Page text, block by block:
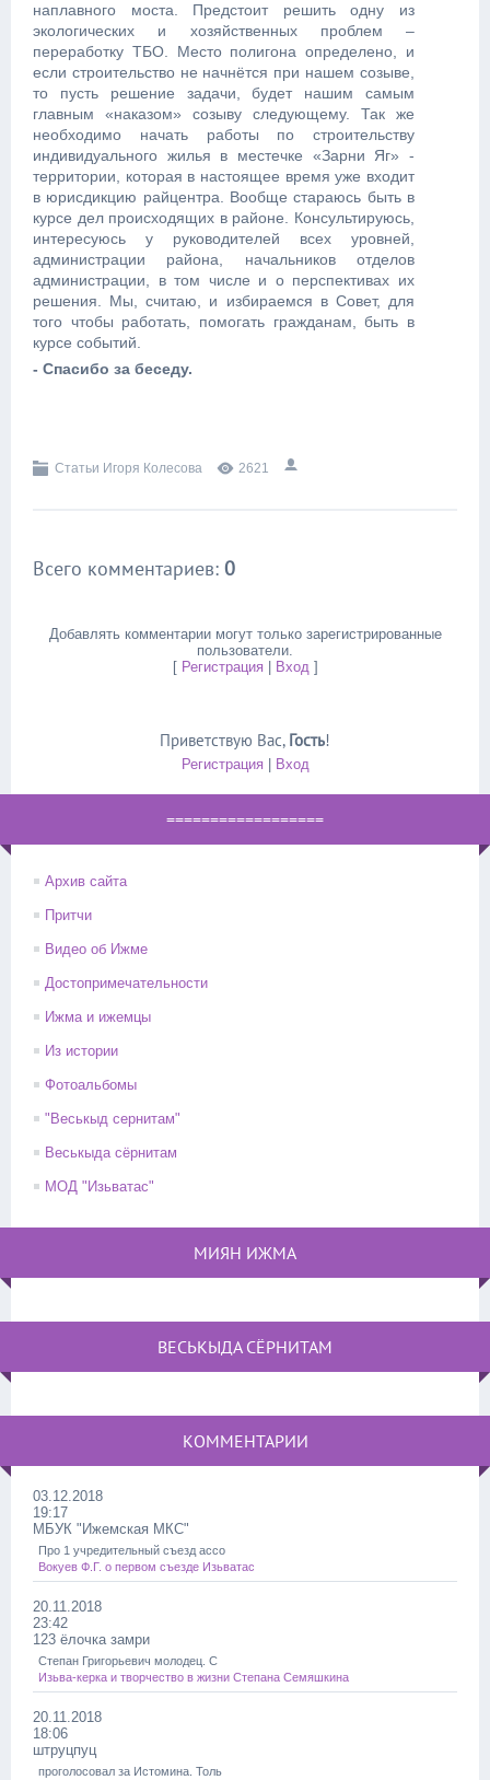
наплавного моста. Предстоит решить одну из
экологических и хозяйственных проблем –
переработку ТБО. Место полигона определено, и
если строительство не начнётся при нашем созыве,
то пусть решение задачи, будет нашим самым
главным «наказом» созыву следующему. Так же
необходимо начать работы по строительству
индивидуального жилья в местечке «Зарни Яг» -
территории, которая в настоящее время уже входит
в юрисдикцию райцентра. Вообще стараюсь быть в
курсе дел происходящих в районе. Консультируюсь,
интересуюсь у руководителей всех уровней,
администрации района, начальников отделов
администрации, в том числе и о перспективах их
решения. Мы, считаю, и избираемся в Совет, для
того чтобы работать, помогать гражданам, быть в
курсе событий.
- Спасибо за беседу.
Статьи Игоря Колесова 2621
Всего комментариев: 0
Добавлять комментарии могут только зарегистрированные
пользователи.
[ Регистрация| Вход]
Приветствую Вас, Гость!
Регистрация| Вход
==================
Архив сайта
Притчи
Видео об Ижме
Достопримечательности
Ижма и ижемцы
Из истории
Фотоальбомы
"Веськыд сернитам"
Веськыда сёрнитам
МОД "Изьватас"
МИЯН ИЖМА
ВЕСЬКЫДА СЁРНИТАМ
КОММЕНТАРИИ
03.12.2018
19:17
МБУК "Ижемская МКС"
Про 1 учредительный съезд ассо
Вокуев Ф.Г. о первом съезде Изьватас
20.11.2018
23:42
123 ёлочка замри
Степан Григорьевич молодец. С
Изьва-керка и творчество в жизни Степана Семяшкина
20.11.2018
18:06
штруцпуц
проголосовал за Истомина. Толь